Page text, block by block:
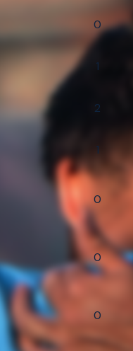
0
1
2
1
0
0
0